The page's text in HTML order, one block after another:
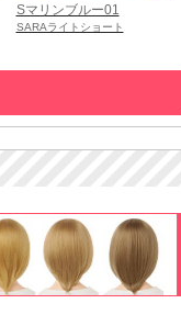
Sマリンブルー01
SARAライトショート